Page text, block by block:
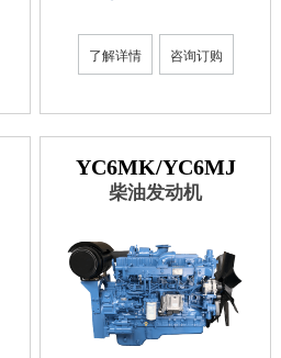
了解详情 咨询订购
YC6MK/YC6MJ
柴油发动机